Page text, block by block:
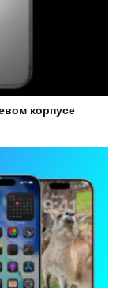
корпусе